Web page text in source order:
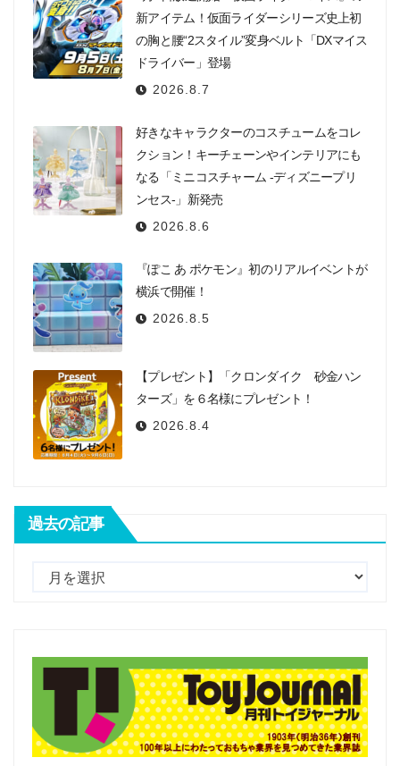
新アイテム！仮面ライダーシリーズ史上初
の胸と腰“2スタイル”変身ベルト「DXマイス
ドライバー」登場
2026.8.7
好きなキャラクターのコスチュームをコレ
クション！キーチェーンやインテリアにも
なる「ミニコスチャーム -ディズニープリ
ンセス-」新発売
2026.8.6
『ぽこ あ ポケモン』初のリアルイベントが
横浜で開催！
2026.8.5
【プレゼント】「クロンダイク 砂金ハン
ターズ」を６名様にプレゼント！
2026.8.4
過去の記事
記